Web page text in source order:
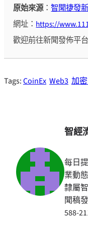
原始來源：智聞捷發
網址： https://
歡迎前往新聞發佈平
Tags:CoinEx Web3 加
智經
每日
業動
隸屬
聞稿
588-